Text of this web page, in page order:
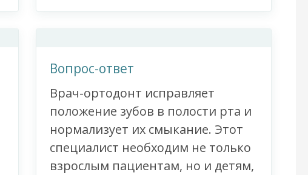
Вопрос-ответ
Врач-ортодонт исправляет
положение зубов в полости рта и
нормализует их смыкание. Этот
специалист необходим не только
взрослым пациентам, но и детям,